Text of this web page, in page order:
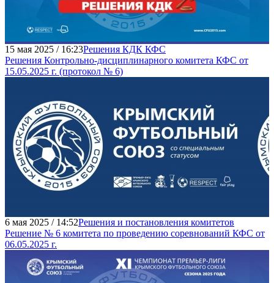
15 мая 2025 / 16:23Решения КДК КФС
Решения Контрольно-дисциплинарного комитета КФС от
15.05.2025 г. (протокол № 6)
6 мая 2025 / 14:52Решения и постановления комитетов
Решение № 6 комитета по проведению соревнований КФС от
06.05.2025 г.